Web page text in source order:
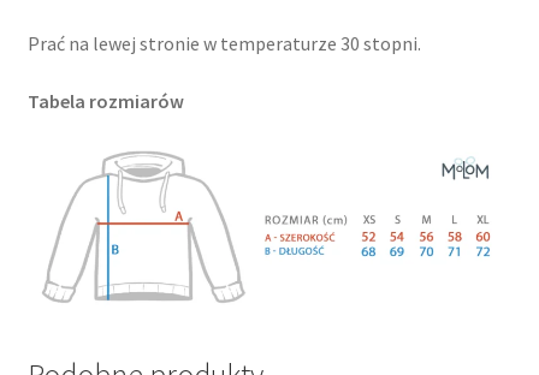
Prać na lewej stronie w temperaturze 30 stopni.
Tabela rozmiarów